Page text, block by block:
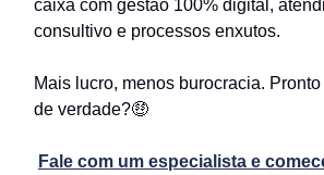
caixa com gestão 100% digital,
consultivo e processos enxutos.
Mais lucro, menos burocracia.
de verdade?🤑
Fale com um especialista e